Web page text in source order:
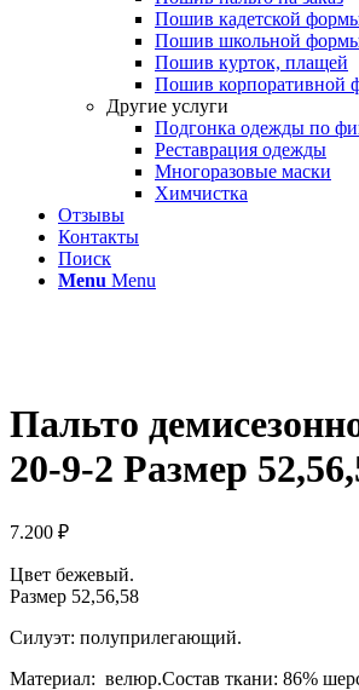
Пошив кадетской
Пошив школьной
Пошив курток, плащей
Пошив корпоративной
Другие услуги
Подгонка одежды по
Реставрация одежды
Многоразовые маски
Химчистка
Отзывы
Контакты
Поиск
Menu Menu
Пальто
20-9-2 Размер
7.200 ₽
Цвет бежевый.
Размер 52,56,58
Силуэт: полуприлегающий.
Материал: велюр.Состав ткани: 86%